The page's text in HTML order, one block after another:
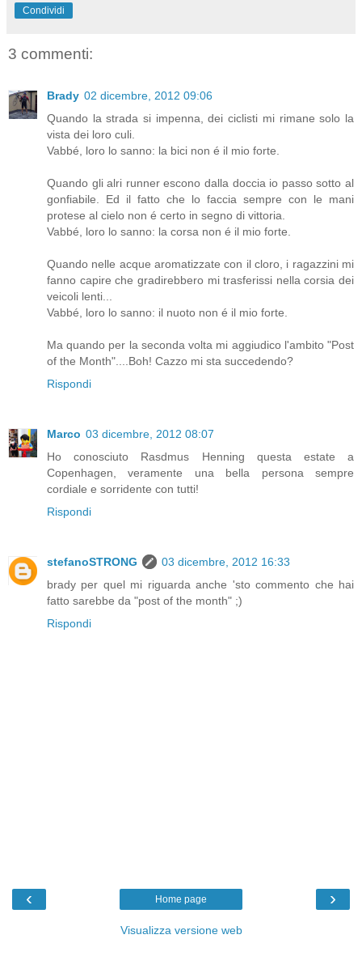
Condividi
3 commenti:
Brady 02 dicembre, 2012 09:06
Quando la strada si impenna, dei ciclisti mi rimane solo la
vista dei loro culi.
Vabbé, loro lo sanno: la bici non é il mio forte.
Quando gli alri runner escono dalla doccia io passo sotto al
gonfiabile. Ed il fatto che lo faccia sempre con le mani
protese al cielo non é certo in segno di vittoria.
Vabbé, loro lo sanno: la corsa non é il mio forte.
Quando nelle acque aromatizzate con il cloro, i ragazzini mi
fanno capire che gradirebbero mi trasferissi nella corsia dei
veicoli lenti...
Vabbé, loro lo sanno: il nuoto non é il mio forte.
Ma quando per la seconda volta mi aggiudico l'ambito "Post
of the Month"....Boh! Cazzo mi sta succedendo?
Rispondi
Marco 03 dicembre, 2012 08:07
Ho conosciuto Rasdmus Henning questa estate a
Copenhagen, veramente una bella persona sempre
cordiale e sorridente con tutti!
Rispondi
stefanoSTRONG
03 dicembre, 2012 16:33
brady per quel mi riguarda anche 'sto commento che hai
fatto sarebbe da "post of the month" ;)
Rispondi
‹ ›
Home page
Visualizza versione web